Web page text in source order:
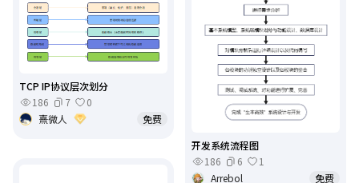
TCP IP协议层次划分
186
7
0
熹微人
免费
开发系统流程图
186
6
1
Arrebol
免费